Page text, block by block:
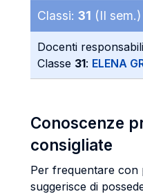
Classi: 31 (II sem.)
Docenti
Classe 31: ELENA
Conoscenze
consigliate
Per frequentare
suggerisce di